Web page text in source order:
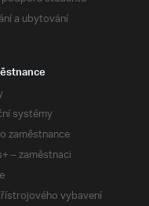
a ubytování
systémy
zaměstnance
– zaměstnaci
vybavení